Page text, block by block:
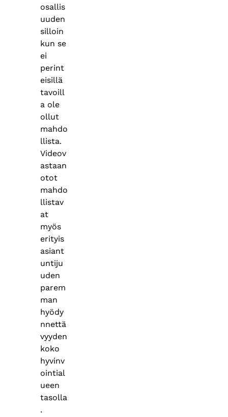
osallis
uuden
silloin
kun se
ei
perint
eisillä
tavoill
a ole
ollut
mahdo
llista.
Videov
astaan
otot
mahdo
llistav
at
myös
erityis
asiant
untiju
uden
parem
man
hyödy
nnettä
vyyden
koko
hyvinv
ointial
ueen
tasolla
.